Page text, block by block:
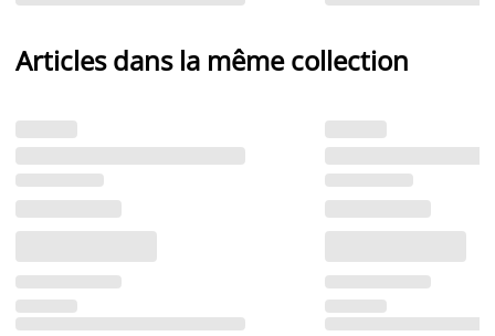
Articles dans la même collection